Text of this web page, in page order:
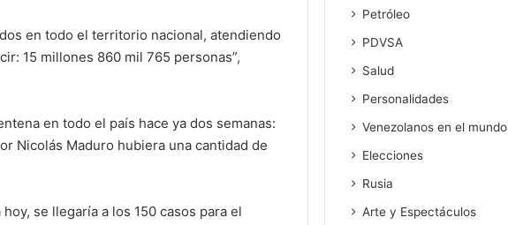
en todo el territorio nacional, atendiendo
15 millones 860 mil 765 personas”,
en todo el país hace ya dos semanas:
Nicolás Maduro hubiera una cantidad de
se llegaría a los 150 casos para el
Petróleo
PDVSA
Salud
Personalidades
Venezolanos en el mundo
Elecciones
Rusia
Arte y Espectáculos